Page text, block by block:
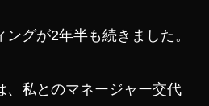
グが2年半も続きました。
、私とのマネージャー交代